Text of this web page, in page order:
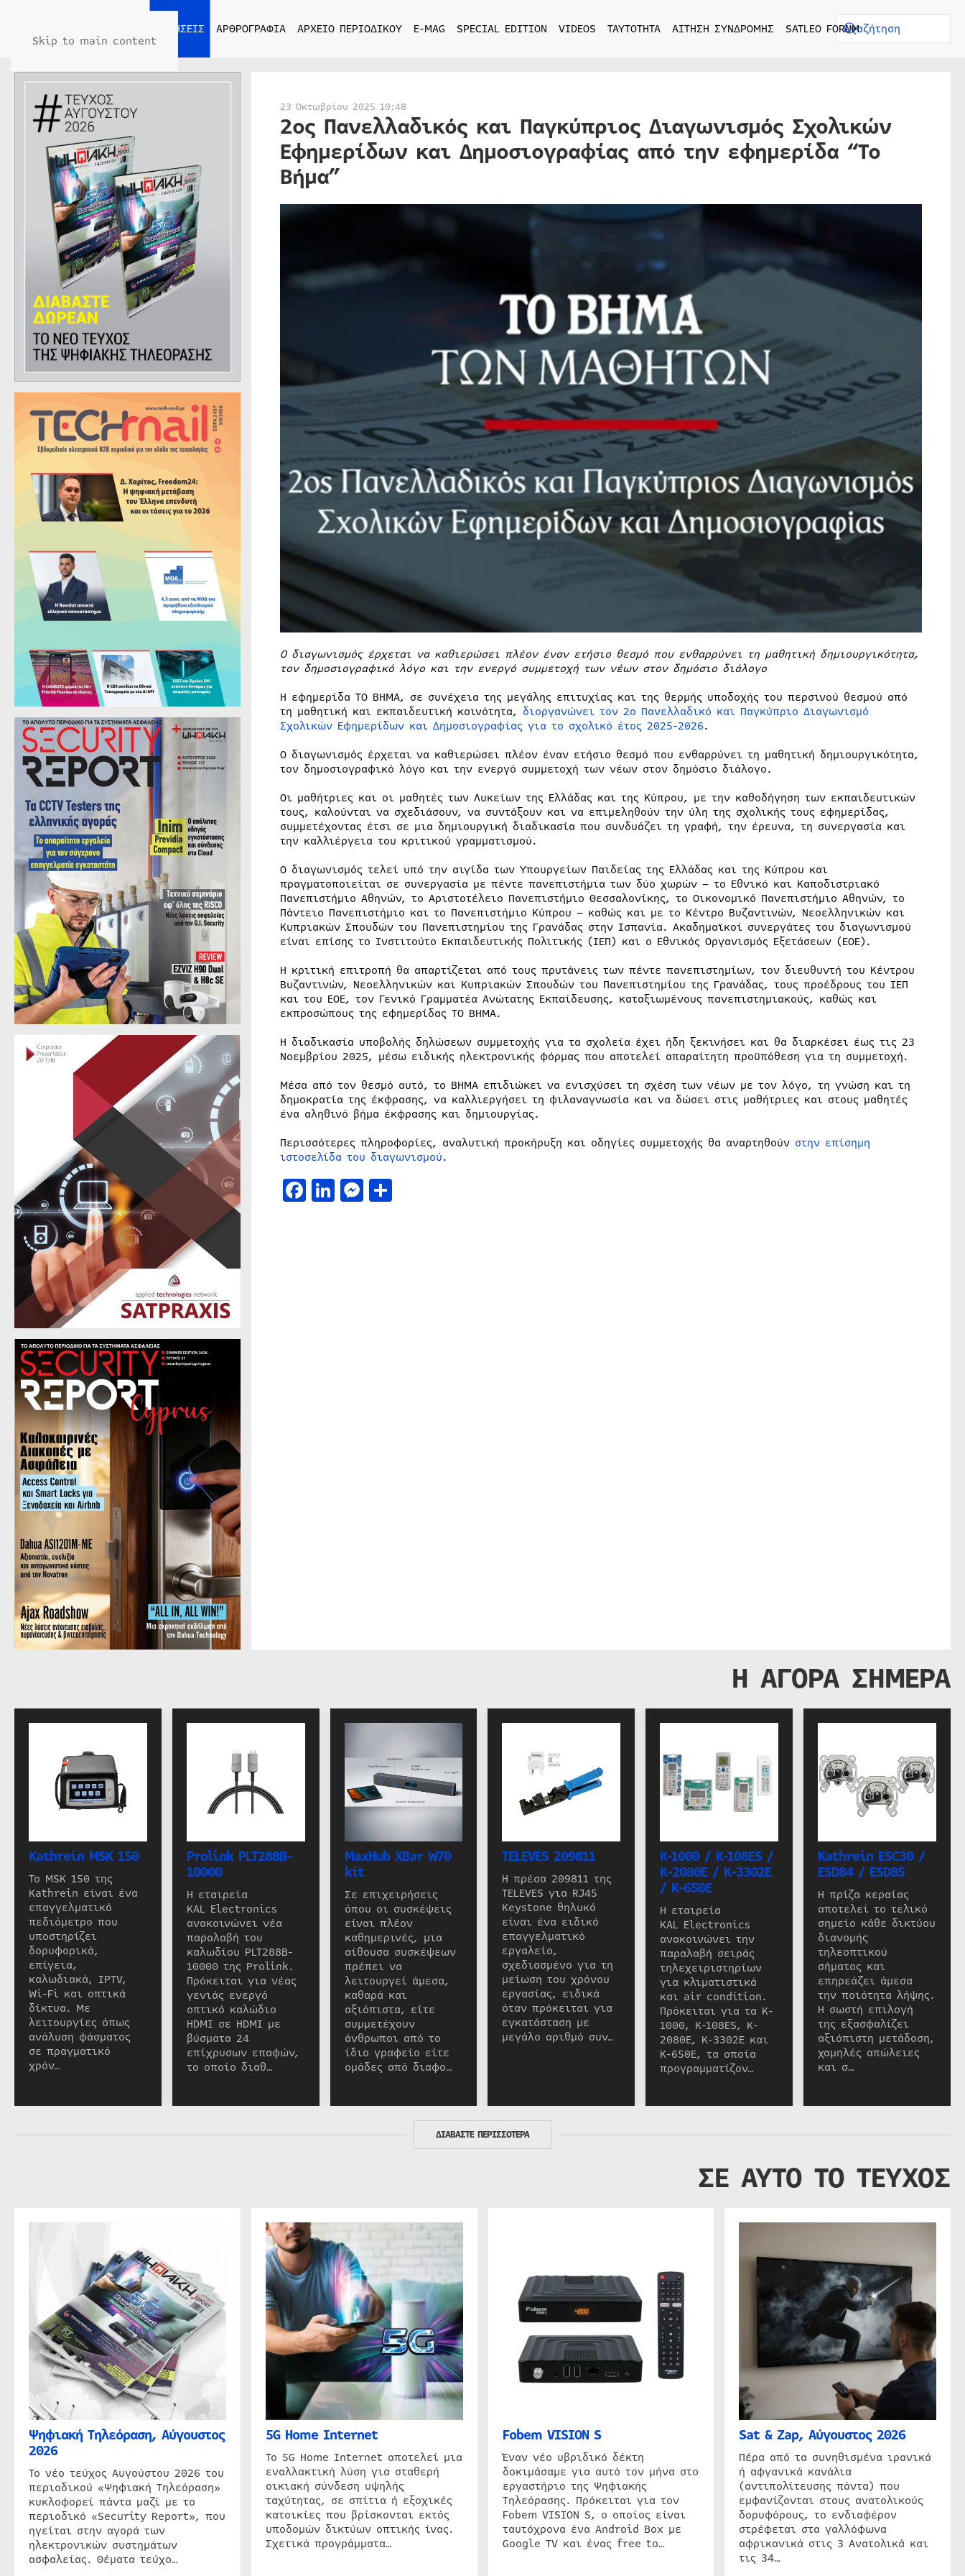
Skip to main content
ΕΙΔΗΣΕΙΣ ΑΡΘΡΟΓΡΑΦΙΑ ΑΡΧΕΙΟ ΠΕΡΙΟΔΙΚΟΥ E-MAG SPECIAL EDITION VIDEOS ΤΑΥΤΟΤΗΤΑ ΑΙΤΗΣΗ ΣΥΝΔΡΟΜΗΣ SATLEO FORUM
23 Οκτωβρίου 2025 10:48
2ος Πανελλαδικός και Παγκύπριος Διαγωνισμός Σχολικών
Εφημερίδων και Δημοσιογραφίας από την εφημερίδα “Το
Βήμα”
Ο διαγωνισμός έρχεται να καθιερώσει πλέον έναν ετήσιο θεσμό που ενθαρρύνει τη μαθητική δημιουργικότητα,
τον δημοσιογραφικό λόγο και την ενεργό συμμετοχή των νέων στον δημόσιο διάλογο
Η εφημερίδα ΤΟ ΒΗΜΑ, σε συνέχεια της μεγάλης επιτυχίας και της θερμής υποδοχής του περσινού θεσμού από
τη μαθητική και εκπαιδευτική κοινότητα, διοργανώνει τον 2ο Πανελλαδικό και Παγκύπριο Διαγωνισμό
Σχολικών Εφημερίδων και Δημοσιογραφίας για το σχολικό έτος 2025-2026.
Ο διαγωνισμός έρχεται να καθιερώσει πλέον έναν ετήσιο θεσμό που ενθαρρύνει τη μαθητική δημιουργικότητα,
τον δημοσιογραφικό λόγο και την ενεργό συμμετοχή των νέων στον δημόσιο διάλογο.
Οι μαθήτριες και οι μαθητές των Λυκείων της Ελλάδας και της Κύπρου, με την καθοδήγηση των εκπαιδευτικών
τους, καλούνται να σχεδιάσουν, να συντάξουν και να επιμεληθούν την ύλη της σχολικής τους εφημερίδας,
συμμετέχοντας έτσι σε μια δημιουργική διαδικασία που συνδυάζει τη γραφή, την έρευνα, τη συνεργασία και
την καλλιέργεια του κριτικού γραμματισμού.
Ο διαγωνισμός τελεί υπό την αιγίδα των Υπουργείων Παιδείας της Ελλάδας και της Κύπρου και
πραγματοποιείται σε συνεργασία με πέντε πανεπιστήμια των δύο χωρών – το Εθνικό και Καποδιστριακό
Πανεπιστήμιο Αθηνών, το Αριστοτέλειο Πανεπιστήμιο Θεσσαλονίκης, το Οικονομικό Πανεπιστήμιο Αθηνών, το
Πάντειο Πανεπιστήμιο και το Πανεπιστήμιο Κύπρου – καθώς και με το Κέντρο Βυζαντινών, Νεοελληνικών και
Κυπριακών Σπουδών του Πανεπιστημίου της Γρανάδας στην Ισπανία. Ακαδημαϊκοί συνεργάτες του διαγωνισμού
είναι επίσης το Ινστιτούτο Εκπαιδευτικής Πολιτικής (ΙΕΠ) και ο Εθνικός Οργανισμός Εξετάσεων (ΕΟΕ).
Η κριτική επιτροπή θα απαρτίζεται από τους πρυτάνεις των πέντε πανεπιστημίων, τον διευθυντή του Κέντρου
Βυζαντινών, Νεοελληνικών και Κυπριακών Σπουδών του Πανεπιστημίου της Γρανάδας, τους προέδρους του ΙΕΠ
και του ΕΟΕ, τον Γενικό Γραμματέα Ανώτατης Εκπαίδευσης, καταξιωμένους πανεπιστημιακούς, καθώς και
εκπροσώπους της εφημερίδας ΤΟ ΒΗΜΑ.
Η διαδικασία υποβολής δηλώσεων συμμετοχής για τα σχολεία έχει ήδη ξεκινήσει και θα διαρκέσει έως τις 23
Νοεμβρίου 2025, μέσω ειδικής ηλεκτρονικής φόρμας που αποτελεί απαραίτητη προϋπόθεση για τη συμμετοχή.
Μέσα από τον θεσμό αυτό, το ΒΗΜΑ επιδιώκει να ενισχύσει τη σχέση των νέων με τον λόγο, τη γνώση και τη
δημοκρατία της έκφρασης, να καλλιεργήσει τη φιλαναγνωσία και να δώσει στις μαθήτριες και στους μαθητές
ένα αληθινό βήμα έκφρασης και δημιουργίας.
Περισσότερες πληροφορίες, αναλυτική προκήρυξη και οδηγίες συμμετοχής θα αναρτηθούν στην επίσημη
ιστοσελίδα του διαγωνισμού.
Facebook
LinkedIn
Messenger
Μοιραστείτε
Η ΑΓΟΡΑ ΣΗΜΕΡΑ
Kathrein MSK 150
Το MSK 150 της
Kathrein είναι ένα
επαγγελματικό
πεδιόμετρο που
υποστηρίζει
δορυφορικά,
επίγεια,
καλωδιακά, IPTV,
Wi-Fi και οπτικά
δίκτυα. Με
λειτουργίες όπως
ανάλυση φάσματος
σε πραγματικό
χρόν…
Prolink PLT288B-
10000
Η εταιρεία
KAL Electronics
ανακοινώνει νέα
παραλαβή του
καλωδίου PLT288B-
10000 της Prolink.
Πρόκειται για νέας
γενιάς ενεργό
οπτικό καλώδιο
HDMI σε HDMI με
βύσματα 24
επίχρυσων επαφών,
το οποίο διαθ…
MaxHub XBar W70
kit
Σε επιχειρήσεις
όπου οι συσκέψεις
είναι πλέον
καθημερινές, μια
αίθουσα συσκέψεων
πρέπει να
λειτουργεί άμεσα,
καθαρά και
αξιόπιστα, είτε
συμμετέχουν
άνθρωποι από το
ίδιο γραφείο είτε
ομάδες από διαφο…
TELEVES 209811
Η πρέσα 209811 της
TELEVES για RJ45
Keystone θηλυκό
είναι ένα ειδικό
επαγγελματικό
εργαλείο,
σχεδιασμένο για τη
μείωση του χρόνου
εργασίας, ειδικά
όταν πρόκειται για
εγκατάσταση με
μεγάλο αριθμό συν…
K-1000 / K-108ES /
K-2080E / K-3302E
/ K-650E
Η εταιρεία
KAL Electronics
ανακοινώνει την
παραλαβή σειράς
τηλεχειριστηρίων
για κλιματιστικά
και air condition.
Πρόκειται για τα K-
1000, K-108ES, K-
2080E, K-3302E και
K-650E, τα οποία
προγραμματίζον…
Kathrein ESC30 /
ESD84 / ESD85
Η πρίζα κεραίας
αποτελεί το τελικό
σημείο κάθε δικτύου
διανομής
τηλεοπτικού
σήματος και
επηρεάζει άμεσα
την ποιότητα λήψης.
Η σωστή επιλογή
της εξασφαλίζει
αξιόπιστη μετάδοση,
χαμηλές απώλειες
και σ…
ΔΙΑΒΑΣΤΕ ΠΕΡΙΣΣΟΤΕΡΑ
ΣΕ ΑΥΤΟ ΤΟ ΤΕΥΧΟΣ
Ψηφιακή Τηλεόραση, Αύγουστος
2026
Το νέο τεύχος Αυγούστου 2026 του
περιοδικού «Ψηφιακή Τηλεόραση»
κυκλοφορεί πάντα μαζί με το
περιοδικό «Security Report», που
ηγείται στην αγορά των
ηλεκτρονικών συστημάτων
ασφαλείας. Θέματα τεύχο…
5G Home Internet
Το 5G Home Internet αποτελεί μια
εναλλακτική λύση για σταθερή
οικιακή σύνδεση υψηλής
ταχύτητας, σε σπίτια ή εξοχικές
κατοικίες που βρίσκονται εκτός
υποδομών δικτύων οπτικής ίνας.
Σχετικά προγράμματα…
Fobem VISION S
Έναν νέο υβριδικό δέκτη
δοκιμάσαμε για αυτό τον μήνα στο
εργαστήριο της Ψηφιακής
Τηλεόρασης. Πρόκειται για τον
Fobem VISION S, ο οποίος είναι
ταυτόχρονα ένα Android Box με
Google TV και ένας free to…
Sat & Zap, Αύγουστος 2026
Πέρα από τα συνηθισμένα ιρανικά
ή αφγανικά κανάλια
(αντιπολίτευσης πάντα) που
εμφανίζονται στους ανατολικούς
δορυφόρους, το ενδιαφέρον
στρέφεται στα γαλλόφωνα
αφρικανικά στις 3 Ανατολικά και
τις 34…